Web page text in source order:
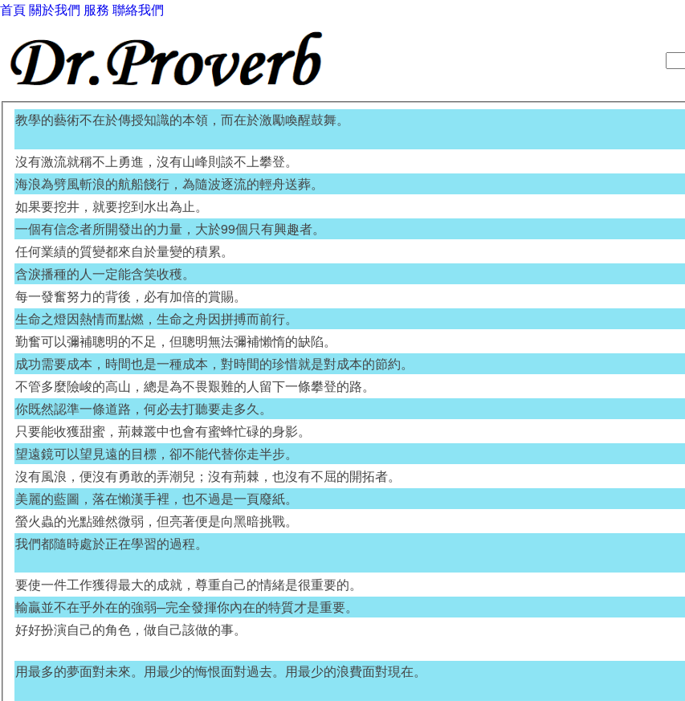
首頁關於我們 服務 聯絡我們
教學的藝術不在於傳授知識的本領，而在於激勵喚醒鼓舞。
沒有激流就稱不上勇進，沒有山峰則談不上攀登。
海浪為劈風斬浪的航船餞行，為隨波逐流的輕舟送葬。
如果要挖井，就要挖到水出為止。
一個有信念者所開發出的力量，大於99個只有興趣者。
任何業績的質變都來自於量變的積累。
含淚播種的人一定能含笑收穫。
每一發奮努力的背後，必有加倍的賞賜。
生命之燈因熱情而點燃，生命之舟因拼搏而前行。
勤奮可以彌補聰明的不足，但聰明無法彌補懶惰的缺陷。
成功需要成本，時間也是一種成本，對時間的珍惜就是對成本的節約。
不管多麼險峻的高山，總是為不畏艱難的人留下一條攀登的路。
你既然認準一條道路，何必去打聽要走多久。
只要能收獲甜蜜，荊棘叢中也會有蜜蜂忙碌的身影。
望遠鏡可以望見遠的目標，卻不能代替你走半步。
沒有風浪，便沒有勇敢的弄潮兒；沒有荊棘，也沒有不屈的開拓者。
美麗的藍圖，落在懶漢手裡，也不過是一頁廢紙。
螢火蟲的光點雖然微弱，但亮著便是向黑暗挑戰。
我們都隨時處於正在學習的過程。
要使一件工作獲得最大的成就，尊重自己的情緒是很重要的。
輸贏並不在乎外在的強弱─完全發揮你內在的特質才是重要。
好好扮演自己的角色，做自己該做的事。
用最多的夢面對未來。用最少的悔恨面對過去。用最少的浪費面對現在。